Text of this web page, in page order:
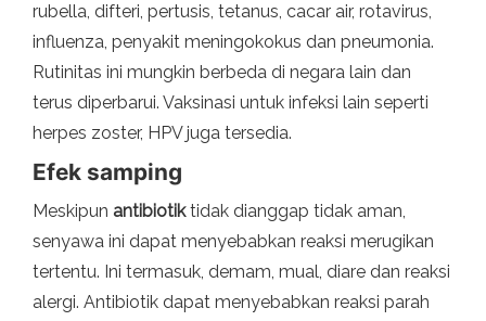
rubella, difteri, pertusis, tetanus, cacar air, rotavirus,
influenza, penyakit meningokokus dan pneumonia.
Rutinitas ini mungkin berbeda di negara lain dan
terus diperbarui. Vaksinasi untuk infeksi lain seperti
herpes zoster, HPV juga tersedia.
Efek samping
Meskipun antibiotiktidak dianggap tidak aman,
senyawa ini dapat menyebabkan reaksi merugikan
tertentu. Ini termasuk, demam, mual, diare dan reaksi
alergi. Antibiotik dapat menyebabkan reaksi parah